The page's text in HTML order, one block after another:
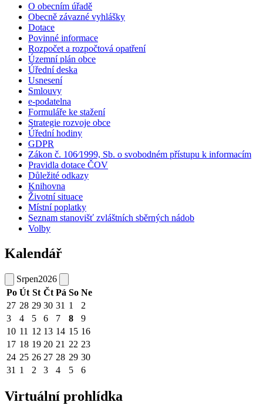
O obecním úřadě
Obecně závazné vyhlášky
Dotace
Povinné informace
Rozpočet a rozpočtová opatření
Územní plán obce
Úřední deska
Usnesení
Smlouvy
e-podatelna
Formuláře ke stažení
Strategie rozvoje obce
Úřední hodiny
GDPR
Zákon č. 106⁄1999, Sb. o svobodném přístupu k informacím
Pravidla dotace ČOV
Důležité odkazy
Knihovna
Životní situace
Místní poplatky
Seznam stanovišť zvláštních sběrných nádob
Volby
Kalendář
Srpen2026
Po Út St Čt Pá So Ne
27 28 29 30 31 1
2
3
4 5 6 7 8
9
10 11 12 13 14 15 16
17 18 19 20 21 22 23
24 25 26 27 28 29 30
31 1 2 3 4 5 6
Virtuální prohlídka